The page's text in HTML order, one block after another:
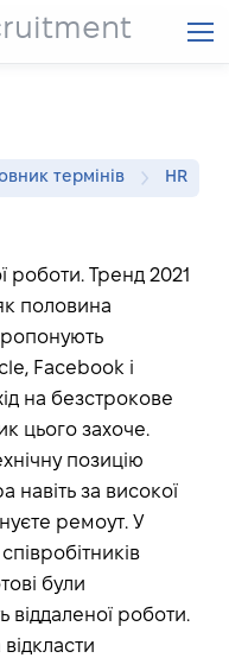
термінів HR
роботи. Тренд 2021
половина
Facebook і
на безстрокове
цього захоче.
позицію
навіть за високої
ремоут. У
були
віддаленої роботи.